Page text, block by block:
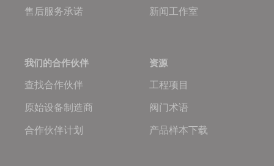
售后服务承诺 新闻工作室
我们的合作伙伴
查找合作伙伴
原始设备制造商
合作伙伴计划
资源
工程项目
阀门术语
产品样本下载